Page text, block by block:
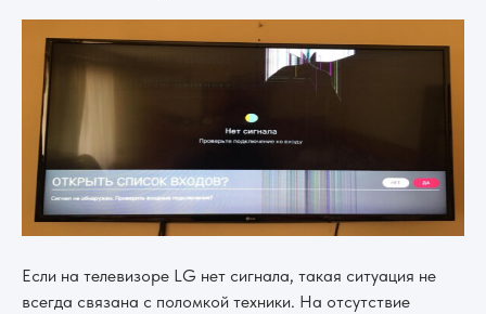
Если на телевизоре LG нет сигнала, такая ситуация не
всегда связана с поломкой техники. На отсутствие